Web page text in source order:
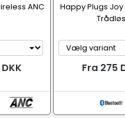
ANC
Happy Plugs Joy
Trådløs
Fra 275